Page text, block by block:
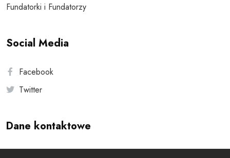
Fundatorki i Fundatorzy
Social Media
Facebook
Twitter
Dane kontaktowe